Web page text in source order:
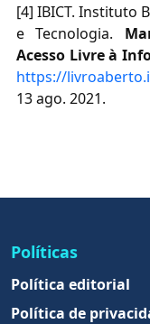
[4] IBICT. Instituto
e Tecnologia.
Acesso Livre à
https://
13 ago. 2021.
Políticas
Política editorial
Política de